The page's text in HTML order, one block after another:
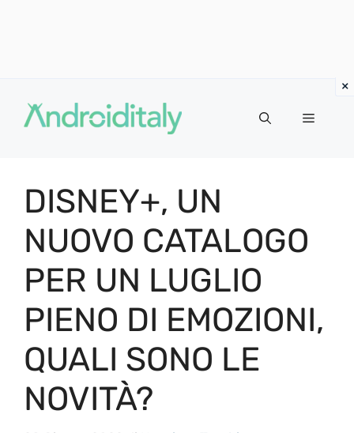
contenuto
MENU
DISNEY+, UN
NUOVO CATALOGO
PER UN LUGLIO
PIENO DI EMOZIONI,
QUALI SONO LE
NOVITÀ?